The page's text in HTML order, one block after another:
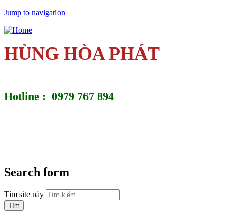
Jump to navigation
HÙNG HÒA PHÁT
Hotline : 0979 767 894
Search form
Tìm site này